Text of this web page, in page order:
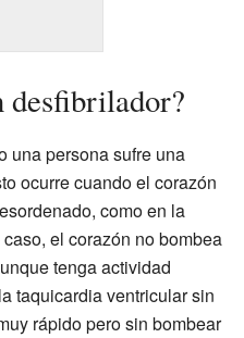
desfibrilador?
una persona sufre una
ocurre cuando el corazón
como en la
el corazón no bombea
tenga actividad
taquicardia ventricular sin
rápido pero sin bombear